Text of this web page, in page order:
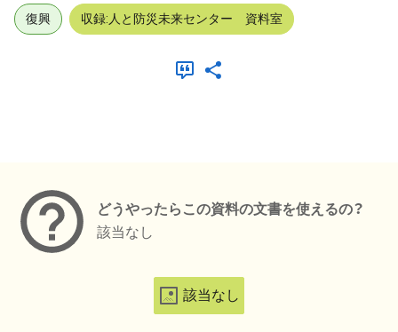
復興 収録:人と防災未来センター 資料室
どうやったらこの資料の文書を使えるの？
該当なし
該当なし